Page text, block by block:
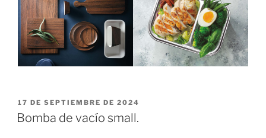
PUBLICADO
EL
17 DE SEPTIEMBRE DE 2024
Bomba de vacío small.